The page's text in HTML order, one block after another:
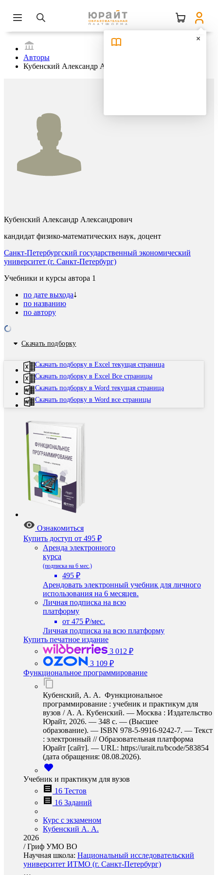
Авторы
Кубенский Александр Александрович
Кубенский Александр Александрович
кандидат физико-математических наук, доцент
Санкт-Петербургский государственный экономический
университет (г. Санкт-Петербург)
Учебники и курсы автора 1
по дате выхода
по названию
по автору
Скачать подборку
Скачать подборку в Excel текущая страница
Скачать подборку в Excel Все страницы
Скачать подборку в Word текущая страница
Скачать подборку в Word все страницы
Ознакомиться
Купить доступ от 495 ₽
Аренда электронного
курса
(подписка на 6 мес.)
495 ₽
Арендовать электронный учебник для личного
использования на 6 месяцев.
Личная подписка на всю
платформу
от 475 ₽/мес.
Личная подписка на всю платформу
Купить печатное издание
3 012 ₽
3 109 ₽
Функциональное программирование
Кубенский, А. А. Функциональное
программирование : учебник и практикум для
вузов / А. А. Кубенский. — Москва : Издательство
Юрайт, 2026. — 348 с. — (Высшее
образование). — ISBN 978-5-9916-9242-7. — Текст
: электронный // Образовательная платформа
Юрайт [сайт]. — URL: https://urait.ru/bcode/583854
(дата обращения: 08.08.2026).
Учебник и практикум для вузов
16 Тестов
16 Заданий
Курс с экзаменом
Кубенский А. А.
2026
/Гриф УМО ВО
Научная школа: Национальный исследовательский
университет ИТМО (г. Санкт-Петербург)
…